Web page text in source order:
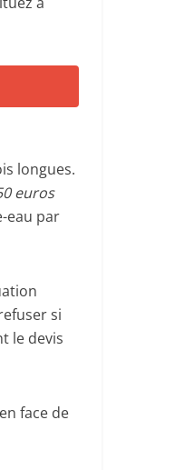
longues.
euros
eau par
si
le devis
face de